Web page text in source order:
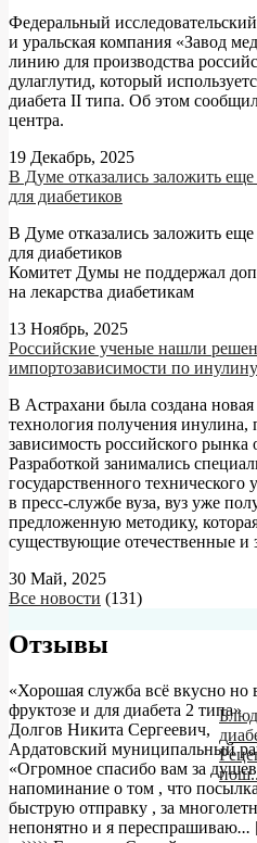
Федеральный
и уральская компания «Завод
линию для производства
дулаглутид, который
диабета II типа. Об этом
центра.
19 Декабрь, 2025
В Думе отказались заложить
для диабетиков
В Думе отказались заложить
для диабетиков
Комитет Думы не поддержал
на лекарства диабетикам
13 Ноябрь, 2025
Российские ученые нашли
импортозависимости по инулину
В Астрахани была создана новая
технология получения инулина,
зависимость российского рынка
Разработкой занимались
государственного
в пресс-службе вуза, вуз уже
предложенную методику,
существующие отечественные и
30 Май, 2025
Все новости (131)
Отзывы
«Хорошая служба всё вкусно но
фруктозе и для диабета 2 типа»
Долгов Никита Сергеевич,
Ардатовский муниципальный
«Огромное спасибо вам за
напоминание о том , что
быструю отправку , за
непонятно и я переспрашиваю...